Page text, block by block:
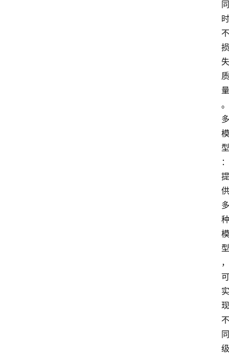
同
时
不
损
失
质
量
。
多
模
型
：
提
供
多
种
模
型
，
可
实
现
不
同
级